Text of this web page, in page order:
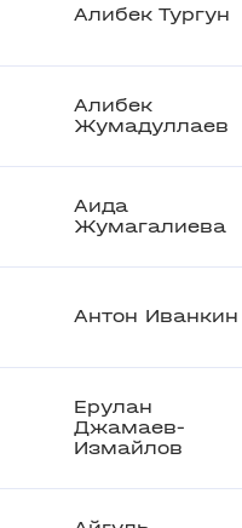
Алибек Тургун
Алибек
Жумадуллаев
Аида
Жумагалиева
Антон Иванкин
Ерулан
Джамаев-
Измайлов